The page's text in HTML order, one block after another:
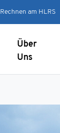
Rechnen am HLRS
Über
Uns